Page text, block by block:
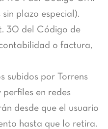
plazo especial).
30 del Código de
o factura,
subidos por Torrens
perfiles en redes
desde que el usuario
hasta que lo retira.